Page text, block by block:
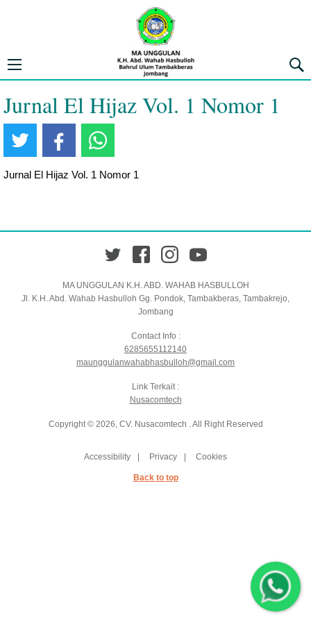
MA UNGGULAN K.H. ABD. WAHAB
Jurnal El Hijaz Vol. 1 Nomor 1
Jurnal El Hijaz Vol. 1 Nomor 1
MA UNGGULAN K.H. ABD. WAHAB HASBULLOH
Jl. K.H. Abd. Wahab Hasbulloh Gg. Pondok, Tambakberas, Tambakrejo,
Jombang
Contact Info :
6285655112140
maunggulanwahabhasbulloh@gmail.com
Link Terkait :
Nusacomtech
Copyright © 2026, CV. Nusacomtech . All Right Reserved
Accessibility Privacy Cookies
Back to top